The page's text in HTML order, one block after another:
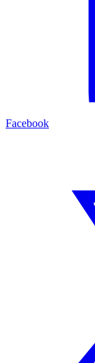
Facebook